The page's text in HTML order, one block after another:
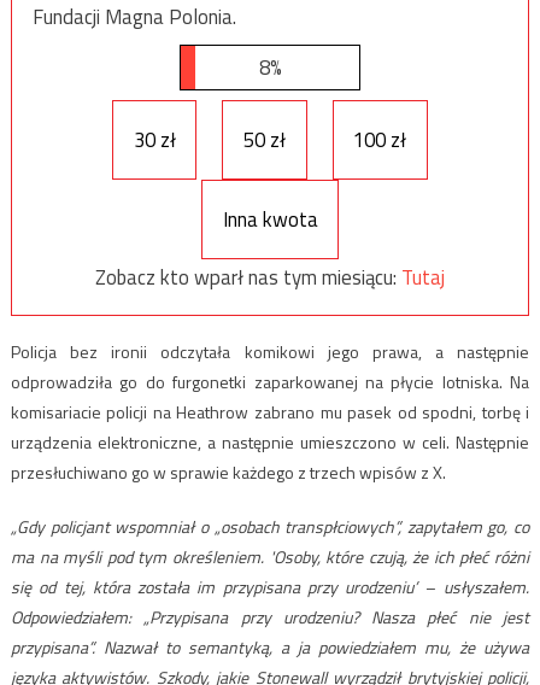
Fundacji Magna Polonia.
8%
30 zł 50 zł 100 zł
Inna kwota
Zobacz kto wparł nas tym miesiącu: Tutaj
Policja bez ironii odczytała komikowi jego prawa, a następnie
odprowadziła go do furgonetki zaparkowanej na płycie lotniska. Na
komisariacie policji na Heathrow zabrano mu pasek od spodni, torbę i
urządzenia elektroniczne, a następnie umieszczono w celi. Następnie
przesłuchiwano go w sprawie każdego z trzech wpisów z X.
„Gdy policjant wspomniał o „osobach transpłciowych”, zapytałem go, co
ma na myśli pod tym określeniem. 'Osoby, które czują, że ich płeć różni
się od tej, która została im przypisana przy urodzeniu’– usłyszałem.
Odpowiedziałem: „Przypisana przy urodzeniu? Nasza płeć nie jest
przypisana”. Nazwał to semantyką, a ja powiedziałem mu, że używa
języka aktywistów. Szkody, jakie Stonewall wyrządził brytyjskiej policji,